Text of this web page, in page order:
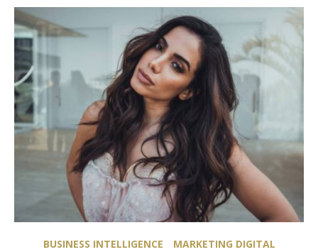
BUSINESS INTELLIGENCE
MARKETING DIGITAL